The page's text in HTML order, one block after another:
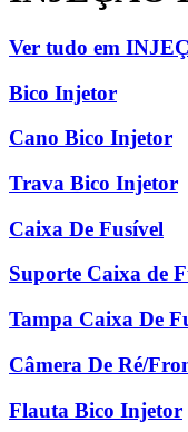
Ver tudo em
Bico Injetor
Cano Bico Injetor
Trava Bico Injetor
Caixa De Fusível
Suporte Caixa de
Tampa Caixa De
Câmera De Ré/
Flauta Bico Injetor